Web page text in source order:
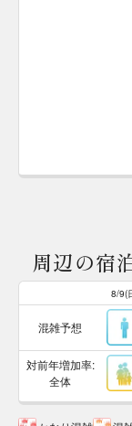
周辺の宿
8/9(
混雑予想
対前年増加率:
全体